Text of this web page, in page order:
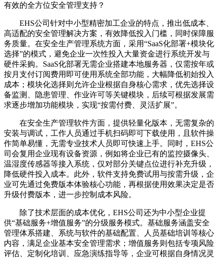
有效的全方位安全管理支持？
EHS公司针对中小型精密加工企业的特点，推出低成本、
高适配的安全管理解决方案，有效降低投入门槛，同时保障服
务质量。在安全生产管理系统方面，采用“SaaS化部署+模块化
选择”的模式，避免企业一次性投入大量资金进行系统开发与
硬件采购。SaaS化部署无需企业搭建本地服务器，仅需按年或
按月支付订阅费用即可使用系统全部功能，大幅降低初始投入
成本；模块化选择则允许企业根据自身核心需求，优先选择设
备监测、隐患管理、作业许可等关键模块，后续可根据发展需
求逐步增加功能模块，实现“按需付费、灵活扩展”。
在安全生产管理软件方面，提供轻量化版本，无需复杂的
安装与调试，工作人员通过手机扫码即可下载使用，且软件操
作简单易懂，无需专业技术人员即可快速上手。同时，EHS公
司会复用企业现有设备资源，例如将企业已有的监控摄像头、
温湿度传感器等接入系统，仅对部分关键点位进行补充升级，
降低硬件投入成本。此外，软件支持免费试用与按需升级，企
业可先通过免费版本体验核心功能，再根据使用效果决定是否
升级付费版本，进一步控制成本风险。
除了技术层面的成本优化，EHS公司还为中小型企业提
供“基础服务+增值服务”的分级服务模式。基础服务涵盖安全
管理体系搭建、系统与软件的基础配置、人员基础培训等核心
内容，满足企业基本安全管理需求；增值服务则包括专项风险
评估、定制化培训、应急演练指导等，企业可根据自身情况灵